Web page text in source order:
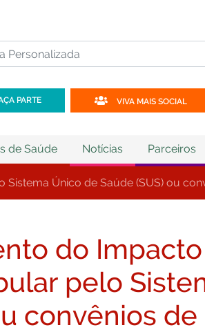
PARTE VIVA MAIS SOCIAL
de Saúde Notícias Parceiros
Único de Saúde (SUS) ou
do Impacto
pelo
convênios de